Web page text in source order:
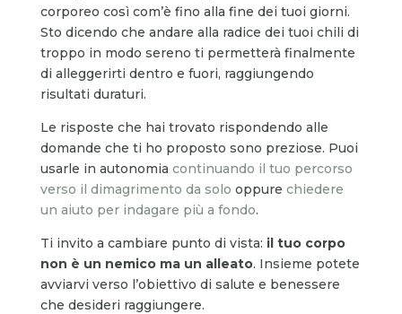
corporeo così com’è fino alla fine dei tuoi giorni.
Sto dicendo che andare alla radice dei tuoi chili di
troppo in modo sereno ti permetterà finalmente
di alleggerirti dentro e fuori, raggiungendo
risultati duraturi.
Le risposte che hai trovato rispondendo alle
domande che ti ho proposto sono preziose. Puoi
usarle in autonomia continuando il tuo percorso
verso il dimagrimento da solo oppure chiedere
un aiuto per indagare più a fondo.
Ti invito a cambiare punto di vista: il tuo corpo
non è un nemico ma un alleato. Insieme potete
avviarvi verso l’obiettivo di salute e benessere
che desideri raggiungere.